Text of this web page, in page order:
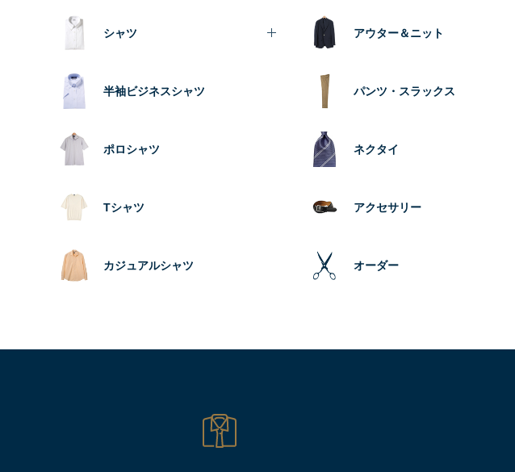
シャツ
半袖ビジネスシャツ
ポロシャツ
Tシャツ
カジュアルシャツ
アウター＆ニット
パンツ・スラックス
ネクタイ
アクセサリー
オーダー